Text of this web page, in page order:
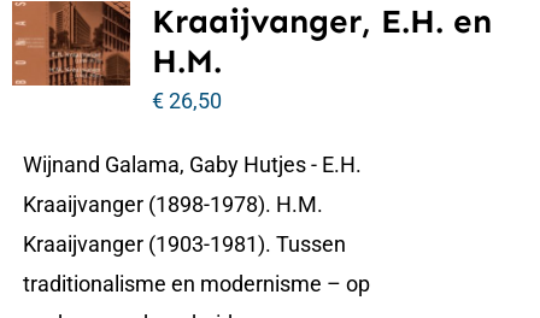
Kraaijvanger, E.H. en
H.M.
€26,50
Wijnand Galama, Gaby Hutjes - E.H.
Kraaijvanger (1898-1978). H.M.
Kraaijvanger (1903-1981). Tussen
traditionalisme en modernisme – op